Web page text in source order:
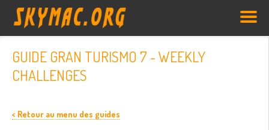
GUIDE GRAN TURISMO 7 - WEEKLY
CHALLENGES
< Retour au menu des guides